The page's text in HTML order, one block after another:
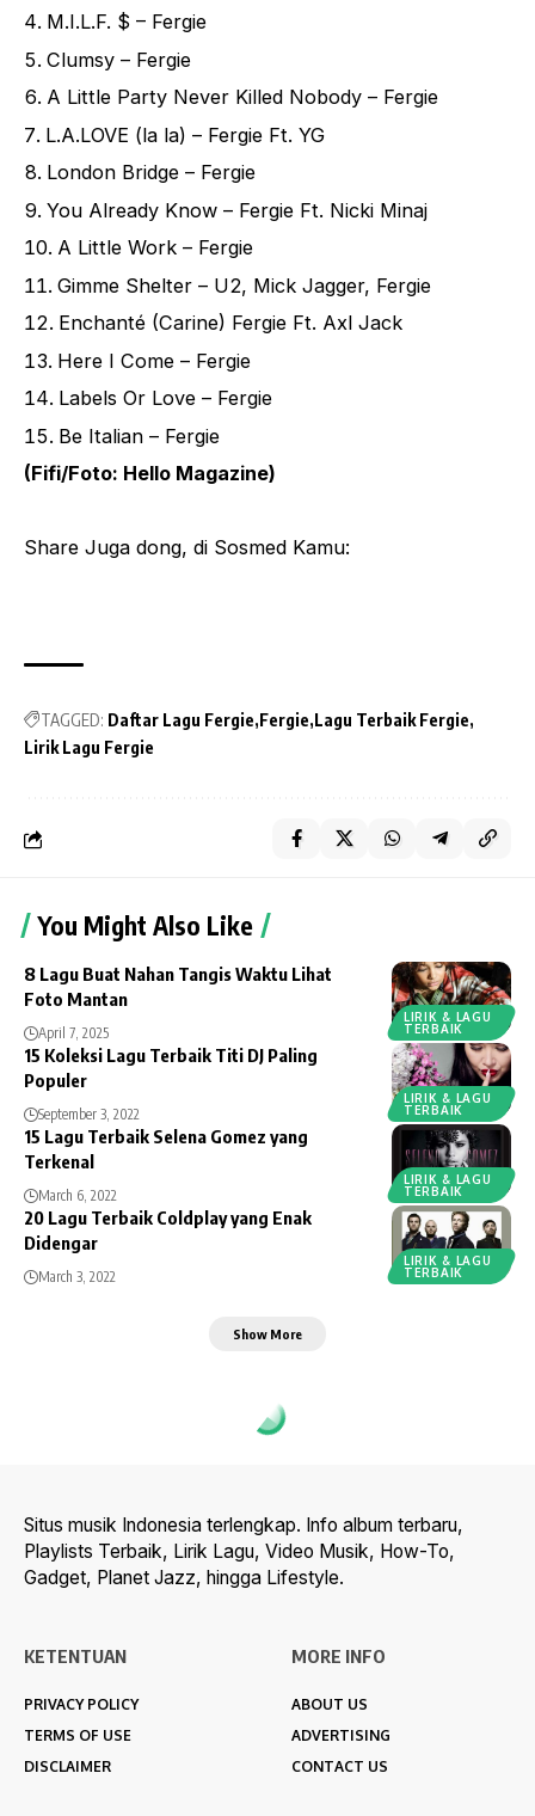
M.I.L.F. $ – Fergie
Clumsy – Fergie
A Little Party Never Killed Nobody – Fergie
L.A.LOVE (la la) – Fergie Ft. YG
London Bridge – Fergie
You Already Know – Fergie Ft. Nicki Minaj
A Little Work – Fergie
Gimme Shelter – U2, Mick Jagger, Fergie
Enchanté (Carine) Fergie Ft. Axl Jack
Here I Come – Fergie
Labels Or Love – Fergie
Be Italian – Fergie
(Fifi/Foto: Hello Magazine)
Share Juga dong, di Sosmed Kamu:
TAGGED: Daftar Lagu Fergie Fergie Lagu Terbaik Fergie
Lirik Lagu Fergie
You Might Also Like
LIRIK & LAGU
TERBAIK
8 Lagu Buat Nahan Tangis Waktu Lihat
Foto Mantan
April 7, 2025
LIRIK & LAGU
TERBAIK
15 Koleksi Lagu Terbaik Titi DJ Paling
Populer
September 3, 2022
LIRIK & LAGU
TERBAIK
15 Lagu Terbaik Selena Gomez yang
Terkenal
March 6, 2022
LIRIK & LAGU
TERBAIK
20 Lagu Terbaik Coldplay yang Enak
Didengar
March 3, 2022
Show More
Situs musik Indonesia terlengkap. Info album terbaru,
Playlists Terbaik, Lirik Lagu, Video Musik, How-To,
Gadget, Planet Jazz, hingga Lifestyle.
KETENTUAN
PRIVACY POLICY
TERMS OF USE
DISCLAIMER
MORE INFO
ABOUT US
ADVERTISING
CONTACT US